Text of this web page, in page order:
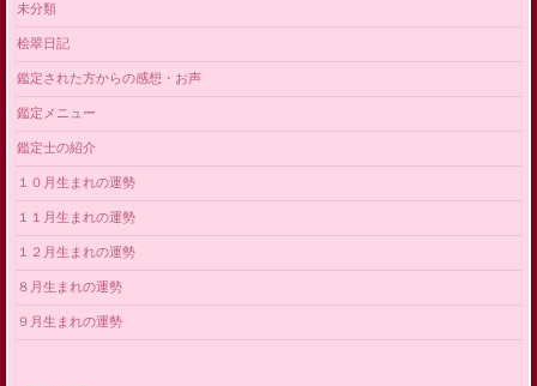
未分類
桧翠日記
鑑定された方からの感想・お声
鑑定メニュー
鑑定士の紹介
１０月生まれの運勢
１１月生まれの運勢
１２月生まれの運勢
８月生まれの運勢
９月生まれの運勢